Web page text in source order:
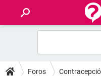
FOROS
Foros